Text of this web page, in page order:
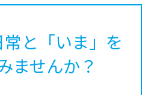
と「いま」を
ませんか？